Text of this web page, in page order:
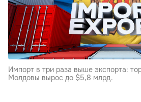
Импорт в три раза выше экспорта:
Молдовы вырос до $5,8 млрд.